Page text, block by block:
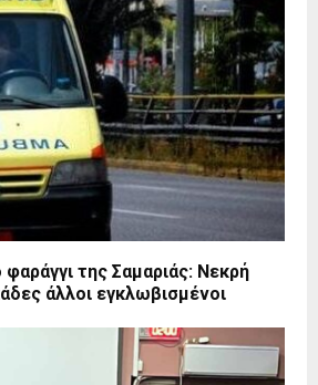
της Σαμαριάς: Νεκρή
άλλοι εγκλωβισμένοι